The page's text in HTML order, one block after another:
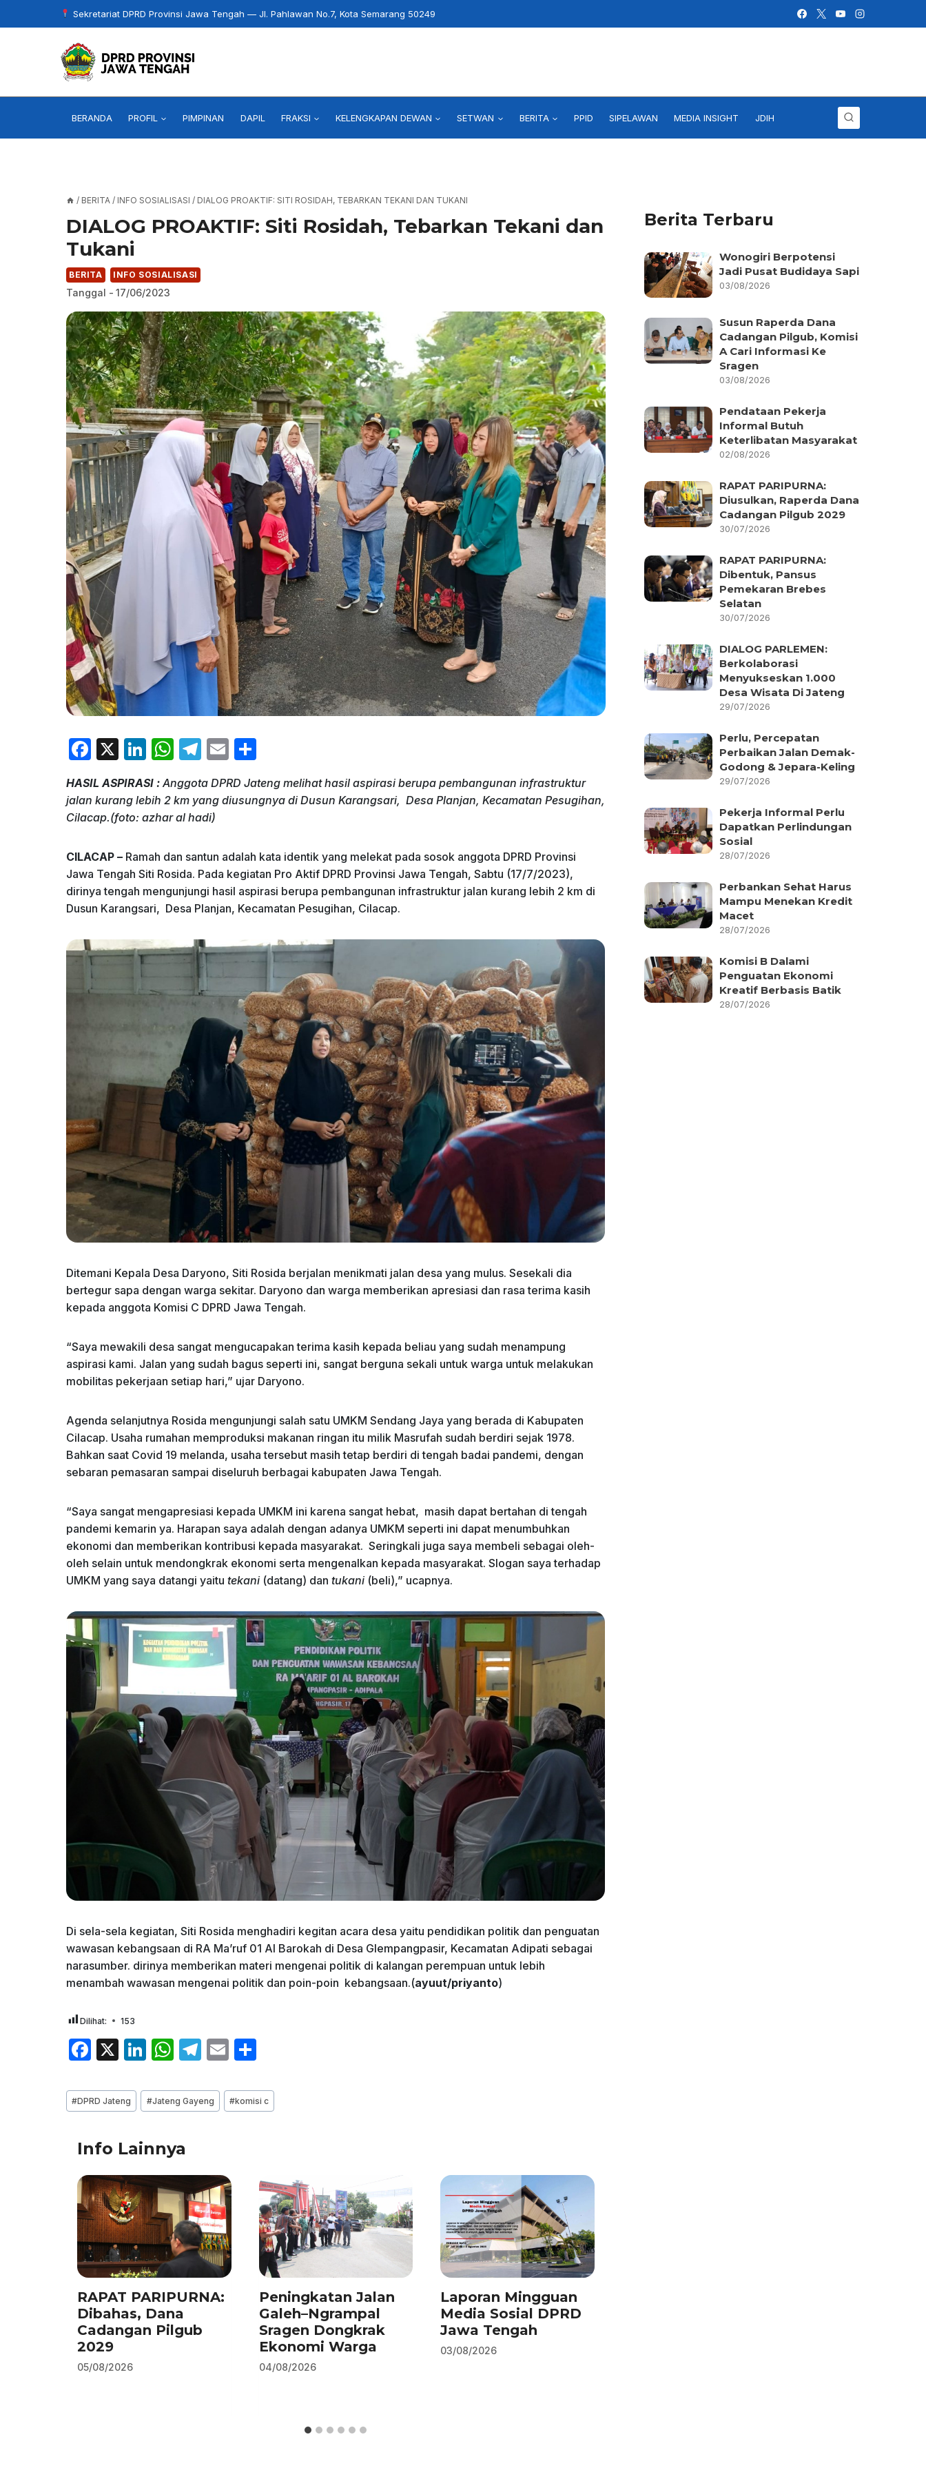
to
Sekretariat DPRD Provinsi Jawa Tengah — Jl. Pahlawan No.7, Kota Semarang 50249
BERANDA PROFIL PIMPINAN DAPIL FRAKSI KELENGKAPAN DEWAN SETWAN BERITA PPID SIPELAWAN MEDIA INSIGHT JDIH
/ BERITA / INFO SOSIALISASI / DIALOG PROAKTIF: SITI ROSIDAH, TEBARKAN TEKANI DAN TUKANI
DIALOG PROAKTIF: Siti Rosidah, Tebarkan Tekani dan
Tukani
BERITA INFO SOSIALISASI
Tanggal - 17/06/2023
F
c
e
o
o
k
X
Li
k
e
n
W
at
s
p
p
T
e
gr
m
E
ai ar
e
HASIL ASPIRASI :Anggota DPRD Jateng melihat hasil aspirasi berupa pembangunan infrastruktur
jalan kurang lebih 2 km yang diusungnya di Dusun Karangsari, Desa Planjan, Kecamatan Pesugihan,
Cilacap.(foto: azhar al hadi)
CILACAP – Ramah dan santun adalah kata identik yang melekat pada sosok anggota DPRD Provinsi
Jawa Tengah Siti Rosida. Pada kegiatan Pro Aktif DPRD Provinsi Jawa Tengah, Sabtu (17/7/2023),
dirinya tengah mengunjungi hasil aspirasi berupa pembangunan infrastruktur jalan kurang lebih 2 km di
Dusun Karangsari, Desa Planjan, Kecamatan Pesugihan, Cilacap.
Ditemani Kepala Desa Daryono, Siti Rosida berjalan menikmati jalan desa yang mulus. Sesekali dia
bertegur sapa dengan warga sekitar. Daryono dan warga memberikan apresiasi dan rasa terima kasih
kepada anggota Komisi C DPRD Jawa Tengah.
“Saya mewakili desa sangat mengucapakan terima kasih kepada beliau yang sudah menampung
aspirasi kami. Jalan yang sudah bagus seperti ini, sangat berguna sekali untuk warga untuk melakukan
mobilitas pekerjaan setiap hari,” ujar Daryono.
Agenda selanjutnya Rosida mengunjungi salah satu UMKM Sendang Jaya yang berada di Kabupaten
Cilacap. Usaha rumahan memproduksi makanan ringan itu milik Masrufah sudah berdiri sejak 1978.
Bahkan saat Covid 19 melanda, usaha tersebut masih tetap berdiri di tengah badai pandemi, dengan
sebaran pemasaran sampai diseluruh berbagai kabupaten Jawa Tengah.
“Saya sangat mengapresiasi kepada UMKM ini karena sangat hebat, masih dapat bertahan di tengah
pandemi kemarin ya. Harapan saya adalah dengan adanya UMKM seperti ini dapat menumbuhkan
ekonomi dan memberikan kontribusi kepada masyarakat. Seringkali juga saya membeli sebagai oleh-
oleh selain untuk mendongkrak ekonomi serta mengenalkan kepada masyarakat. Slogan saya terhadap
UMKM yang saya datangi yaitu tekani(datang) dan tukani(beli),” ucapnya.
Di sela-sela kegiatan, Siti Rosida menghadiri kegitan acara desa yaitu pendidikan politik dan penguatan
wawasan kebangsaan di RA Ma’ruf 01 Al Barokah di Desa Glempangpasir, Kecamatan Adipati sebagai
narasumber. dirinya memberikan materi mengenai politik di kalangan perempuan untuk lebih
menambah wawasan mengenai politik dan poin-poin kebangsaan.(ayuut/priyanto)
Dilihat: 153
F
c
e
b
o
o
k
X
Li
k
e
n
W
at
s
p
p
T
e
gr
E
ai
l
ar
e
Post
Tags:
#DPRD Jateng #Jateng Gayeng #komisi c
Info Lainnya
RAPAT PARIPURNA:
Dibahas, Dana
Cadangan Pilgub
2029
05/08/2026
Peningkatan Jalan
Galeh–Ngrampal
Sragen Dongkrak
Ekonomi Warga
04/08/2026
Laporan Mingguan
Media Sosial DPRD
Jawa Tengah
03/08/2026
Berita Terbaru
Wonogiri Berpotensi
Jadi Pusat Budidaya Sapi
03/08/2026
Susun Raperda Dana
Cadangan Pilgub, Komisi
A Cari Informasi Ke
Sragen
03/08/2026
Pendataan Pekerja
Informal Butuh
Keterlibatan Masyarakat
02/08/2026
RAPAT PARIPURNA:
Diusulkan, Raperda Dana
Cadangan Pilgub 2029
30/07/2026
RAPAT PARIPURNA:
Dibentuk, Pansus
Pemekaran Brebes
Selatan
30/07/2026
DIALOG PARLEMEN:
Berkolaborasi
Menyukseskan 1.000
Desa Wisata Di Jateng
29/07/2026
Perlu, Percepatan
Perbaikan Jalan Demak-
Godong & Jepara-Keling
29/07/2026
Pekerja Informal Perlu
Dapatkan Perlindungan
Sosial
28/07/2026
Perbankan Sehat Harus
Mampu Menekan Kredit
Macet
28/07/2026
Komisi B Dalami
Penguatan Ekonomi
Kreatif Berbasis Batik
28/07/2026